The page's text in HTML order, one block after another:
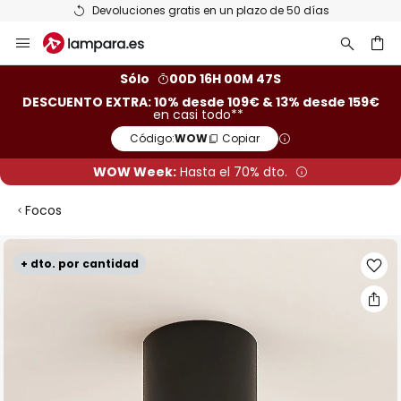
Devoluciones gratis en un plazo de 50 días
al
Sólo
00D 16H 00M 46S
DESCUENTO EXTRA: 10% desde 109€ & 13% desde 159€
en casi todo**
Código:WOW Copiar
WOW Week: Hasta el 70% dto.
Focos
+ dto. por cantidad
Saltar